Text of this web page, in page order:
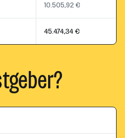
10.505,92 €
45.474,34 €